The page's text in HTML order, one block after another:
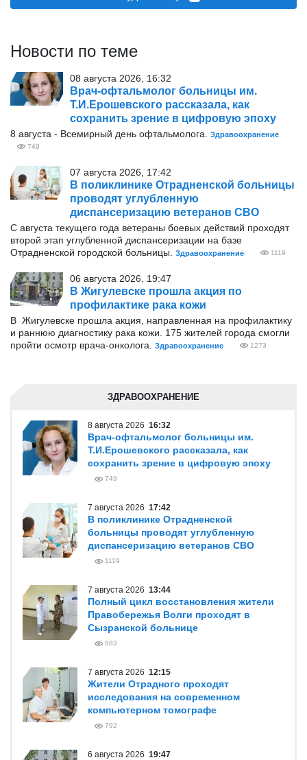
Новости по теме
08 августа 2026, 16:32
Врач-офтальмолог больницы им.
Т.И.Ерошевского рассказала, как
сохранить зрение в цифровую эпоху
8 августа - Всемирный день офтальмолога. Здравоохранение
749
07 августа 2026, 17:42
В поликлинике Отрадненской больницы
проводят углубленную
диспансеризацию ветеранов СВО
С августа текущего года ветераны боевых действий проходят
второй этап углубленной диспансеризации на базе
Отрадненской городской больницы.
Здравоохранение 1119
06 августа 2026, 19:47
В Жигулевске прошла акция по
профилактике рака кожи
В Жигулевске прошла акция, направленная на профилактику
и раннюю диагностику рака кожи. 175 жителей города смогли
пройти осмотр врача-онколога.
Здравоохранение 1273
ЗДРАВООХРАНЕНИЕ
8 августа 2026 16:32
Врач-офтальмолог больницы им.
Т.И.Ерошевского рассказала, как
сохранить зрение в цифровую эпоху
749
7 августа 2026 17:42
В поликлинике Отрадненской
больницы проводят углубленную
диспансеризацию ветеранов СВО
1119
7 августа 2026 13:44
Полный цикл восстановления жители
Правобережья Волги проходят в
Сызранской больнице
883
7 августа 2026 12:15
Жители Отрадного проходят
исследования на современном
компьютерном томографе
792
6 августа 2026 19:47